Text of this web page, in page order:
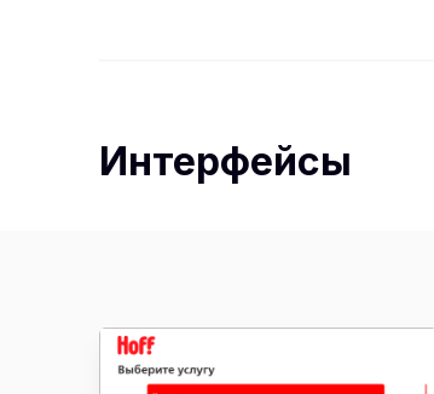
Интерфейсы